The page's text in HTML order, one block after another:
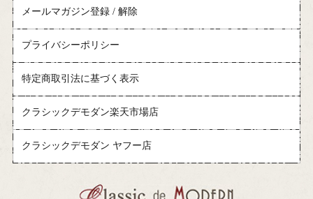
メールマガジン登録 / 解除
プライバシーポリシー
特定商取引法に基づく表示
クラシックデモダン楽天市場店
クラシックデモダン ヤフー店